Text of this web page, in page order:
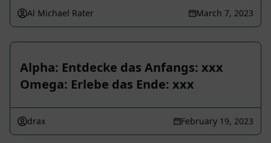
Al Michael Rater March 7, 2023
Alpha: Entdecke das Anfangs: xxx
Omega: Erlebe das Ende: xxx
drax February 19, 2023